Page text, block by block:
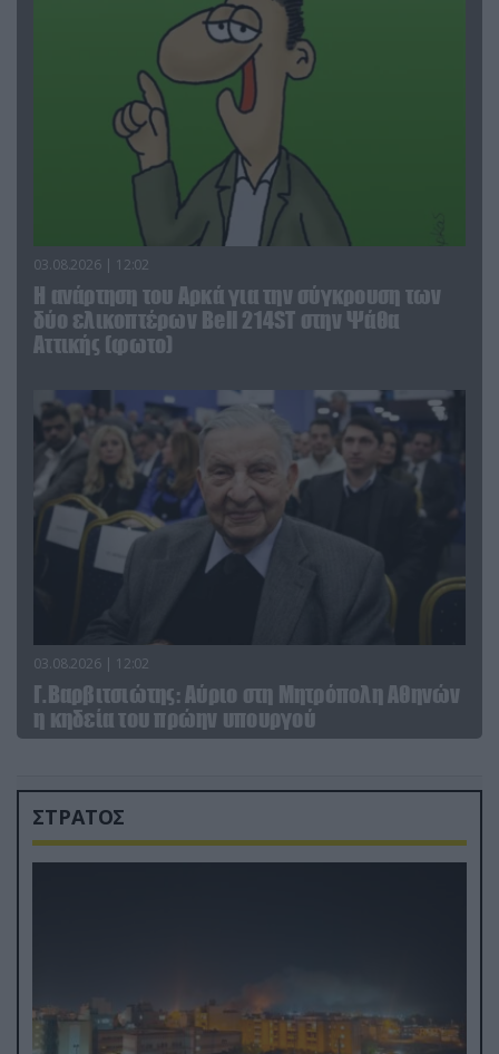
03.08.2026 | 12:02
Η ανάρτηση του Αρκά για την σύγκρουση των
δύο ελικοπτέρων Bell 214ST στην Ψάθα
Αττικής (φωτο)
03.08.2026 | 12:02
Γ.Βαρβιτσιώτης: Aύριο στη Μητρόπολη Αθηνών
η κηδεία του πρώην υπουργού
ΣΤΡΑΤΟΣ